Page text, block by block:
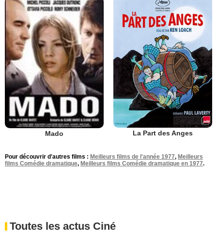
Mado La Part des Anges
Pour découvrir d'autres films : Meilleurs films de l'année 1977, Meilleurs
films Comédie dramatique, Meilleurs films Comédie dramatique en 1977.
Toutes les actus Ciné